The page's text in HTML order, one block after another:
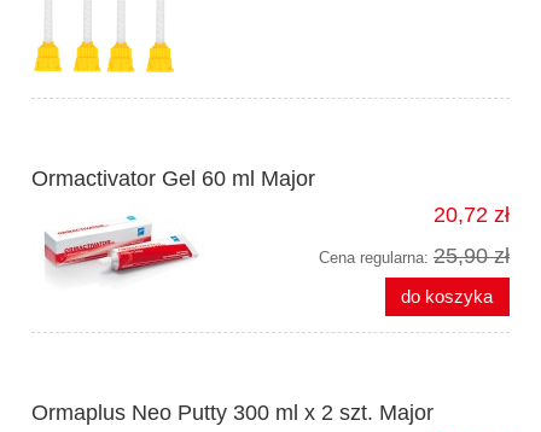
Ormactivator Gel 60 ml Major
20,72 zł
Cena regularna: 25,90 zł
do koszyka
Ormaplus Neo Putty 300 ml x 2 szt. Major